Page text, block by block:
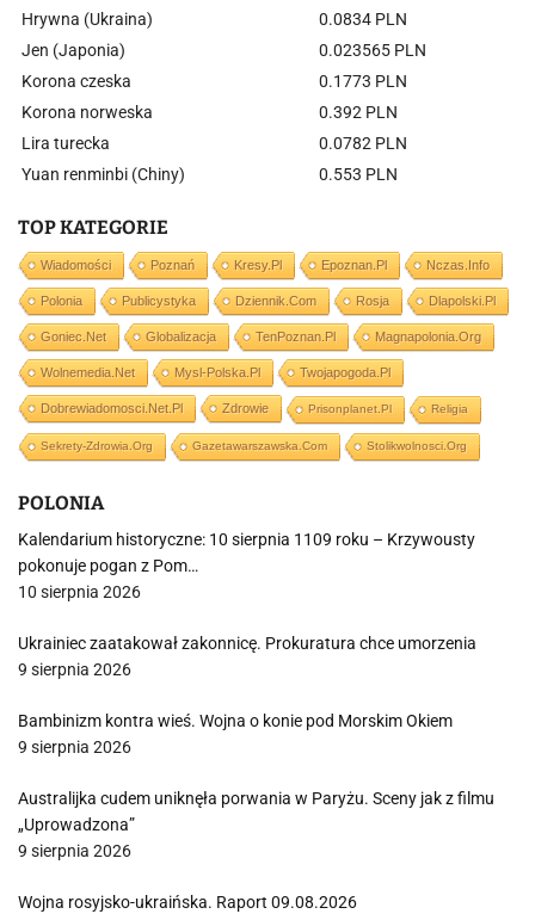
Hrywna (Ukraina)
0.0834 PLN
Jen (Japonia)
0.023565 PLN
Korona czeska
0.1773 PLN
Korona norweska
0.392 PLN
Lira turecka
0.0782 PLN
Yuan renminbi (Chiny)
0.553 PLN
TOP KATEGORIE
Wiadomości Poznań Kresy.pl Epoznan.pl Nczas.info
Polonia Publicystyka Dziennik.com Rosja Dlapolski.pl
Goniec.net Globalizacja TenPoznan.pl Magnapolonia.org
Wolnemedia.net Mysl-Polska.pl Twojapogoda.pl
Dobrewiadomosci.net.pl Zdrowie Prisonplanet.pl Religia
Sekrety-Zdrowia.org Gazetawarszawska.com Stolikwolnosci.org
POLONIA
Kalendarium historyczne: 10 sierpnia 1109 roku – Krzywousty
pokonuje pogan z Pom…
10 sierpnia 2026
Ukrainiec zaatakował zakonnicę. Prokuratura chce umorzenia
9 sierpnia 2026
Bambinizm kontra wieś. Wojna o konie pod Morskim Okiem
9 sierpnia 2026
Australijka cudem uniknęła porwania w Paryżu. Sceny jak z filmu
„Uprowadzona”
9 sierpnia 2026
Wojna rosyjsko-ukraińska. Raport 09.08.2026